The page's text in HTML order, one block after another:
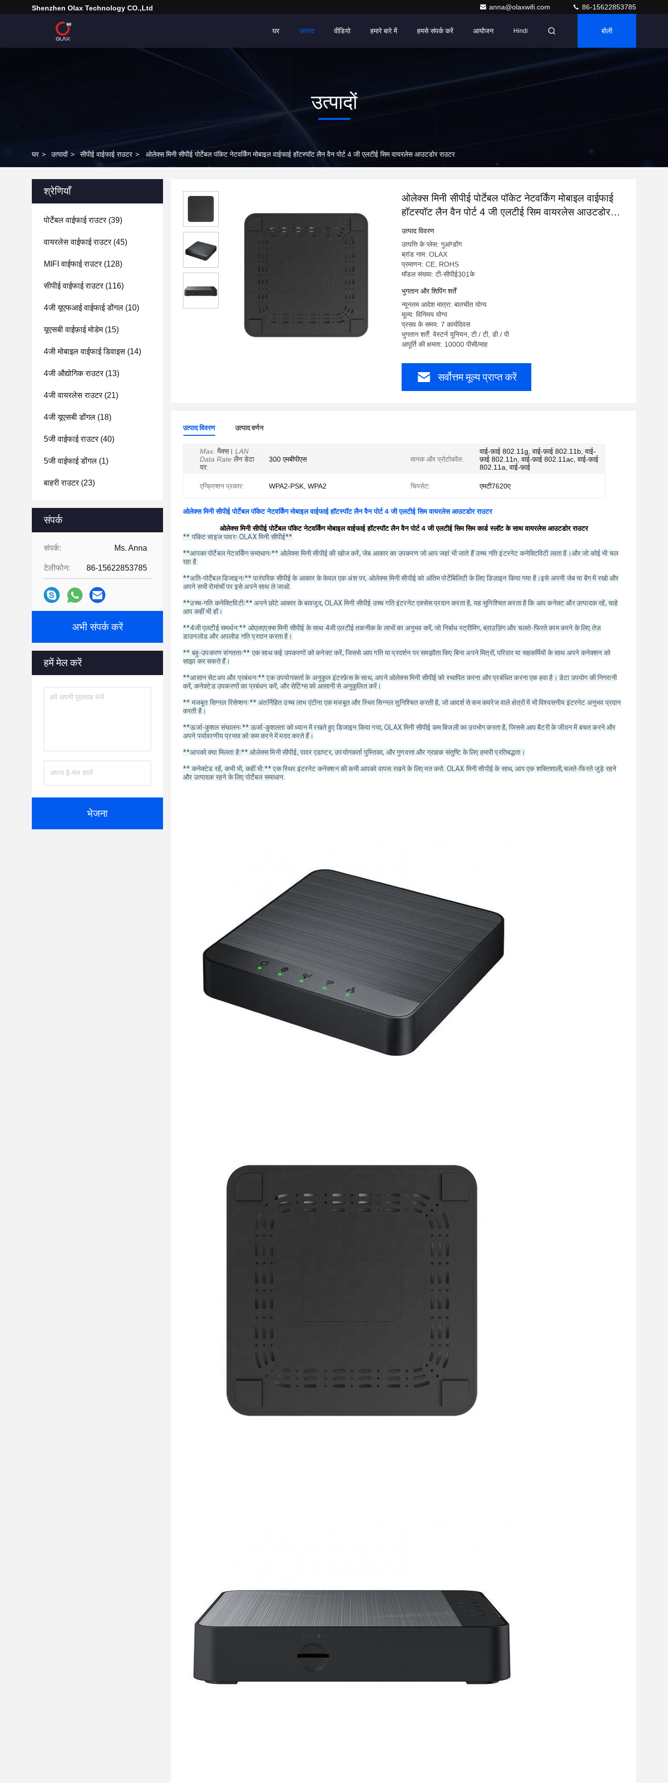
Shenzhen Olax Technology CO.,Ltd anna@olaxwifi.com 86-15622853785
घर उत्पाद वीडियो हमारे बारे में हमसे संपर्क करें आयोजन Hindi बोली
उत्पादों
घर > उत्पादों > सीपीई वाईफाई राउटर > ओलेक्स मिनी सीपीई पोर्टेबल पॉकेट नेटवर्किंग मोबाइल वाईफाई हॉटस्पॉट लैन वैन पोर्ट 4 जी एलटीई सिम वायरलेस आउटडोर राउटर
श्रेणियाँ
पोर्टेबल वाईफाई राउटर(39)
वायरलेस वाईफाई राउटर(45)
MIFI वाईफाई राउटर(128)
सीपीई वाईफाई राउटर(116)
4जी यूएफआई वाईफाई डोंगल (10)
यूएसबी वाईफ़ाई मोडेम(15)
4जी मोबाइल वाईफाई डिवाइस (14)
4जी औद्योगिक राउटर(13)
4जी वायरलेस राउटर(21)
4जी यूएसबी डोंगल (18)
5जी वाईफाई राउटर(40)
5जी वाईफाई डोंगल (1)
बाहरी राउटर(23)
संपर्क
संपर्क: Ms. Anna
टेलीफोन: 86-15622853785
अभी संपर्क करें
हमें मेल करें
भेजना
ओलेक्स मिनी सीपीई पोर्टेबल पॉकेट नेटवर्किंग मोबाइल वाईफाई
हॉटस्पॉट लैन वैन पोर्ट 4 जी एलटीई सिम वायरलेस आउटडोर
राउटर
उत्पाद विवरण
उत्पत्ति के प्लेस: गुआंग्डोंग
ब्रांड नाम: OLAX
प्रमाणन: CE, ROHS
मॉडल संख्या: टी-सीपीई301के
भुगतान और शिपिंग शर्तें
न्यूनतम आदेश मात्रा: बातचीत योग्य
मूल्य: विनिमय योग्य
प्रसव के समय: 7 कार्यदिवस
भुगतान शर्तें: वेस्टर्न यूनियन, टी / टी, डी / पी
आपूर्ति की क्षमता: 10000 पीसी/माह
सर्वोत्तम मूल्य प्राप्त करें
उत्पाद विवरण उत्पाद वर्णन
Max. मैक्स। LAN
Data Rate लैन डेटा
दर:
300 एमबीपीएस मानक और प्रोटोकॉल:
वाई-फ़ाई 802.11g, वाई-फ़ाई 802.11b, वाई-
फ़ाई 802.11n, वाई-फ़ाई 802.11ac, वाई-फ़ाई
802.11a, वाई-फ़ाई
एन्क्रिप्शन प्रकार: WPA2-PSK, WPA2 चिपसेट: एमटी7620ए
ओलेक्स मिनी सीपीई पोर्टेबल पॉकेट नेटवर्किंग मोबाइल वाईफाई हॉटस्पॉट लैन वैन पोर्ट 4 जी एलटीई सिम वायरलेस आउटडोर राउटर
ओलेक्स मिनी सीपीई पोर्टेबल पॉकेट नेटवर्किंग मोबाइल वाईफाई हॉटस्पॉट लैन वैन पोर्ट 4 जी एलटीई सिम सिम कार्ड स्लॉट के साथ वायरलेस आउटडोर राउटर
** पॉकेट साइज पावरः OLAX मिनी सीपीई**
**आपका पोर्टेबल नेटवर्किंग समाधानः** ओलेक्स मिनी सीपीई की खोज करें, जेब आकार का उपकरण जो आप जहां भी जाते हैं उच्च गति इंटरनेट कनेक्टिविटी लाता है।और जो कोई भी चल
रहा है.
**अति-पोर्टेबल डिजाइनः** पारंपरिक सीपीई के आकार के केवल एक अंश पर, ओलेक्स मिनी सीपीई को अंतिम पोर्टेबिलिटी के लिए डिज़ाइन किया गया है।इसे अपनी जेब या बैग में रखो और
अपने सभी रोमांचों पर इसे अपने साथ ले जाओ.
**उच्च-गति कनेक्टिविटीः** अपने छोटे आकार के बावजूद, OLAX मिनी सीपीई उच्च गति इंटरनेट एक्सेस प्रदान करता है, यह सुनिश्चित करता है कि आप कनेक्ट और उत्पादक रहें, चाहे
आप कहीं भी हों।
**4जी एलटीई समर्थन:** ओएलएएक्स मिनी सीपीई के साथ 4जी एलटीई तकनीक के लाभों का अनुभव करें, जो निर्बाध स्ट्रीमिंग, ब्राउज़िंग और चलते-फिरते काम करने के लिए तेज़
डाउनलोड और अपलोड गति प्रदान करता है।
** बहु-उपकरण संगतताः** एक साथ कई उपकरणों को कनेक्ट करें, जिससे आप गति या प्रदर्शन पर समझौता किए बिना अपने मित्रों, परिवार या सहकर्मियों के साथ अपने कनेक्शन को
साझा कर सकते हैं।
**आसान सेटअप और प्रबंधनः** एक उपयोगकर्ता के अनुकूल इंटरफ़ेस के साथ, अपने ओलेक्स मिनी सीपीई को स्थापित करना और प्रबंधित करना एक हवा है। डेटा उपयोग की निगरानी
करें, कनेक्टेड उपकरणों का प्रबंधन करें, और सेटिंग्स को आसानी से अनुकूलित करें।
** मजबूत सिग्नल रिसेप्शनः** अंतर्निहित उच्च लाभ एंटीना एक मजबूत और स्थिर सिग्नल सुनिश्चित करती है, जो आदर्श से कम कवरेज वाले क्षेत्रों में भी विश्वसनीय इंटरनेट अनुभव प्रदान
करती है।
**ऊर्जा-कुशल संचालनः** ऊर्जा-कुशलता को ध्यान में रखते हुए डिजाइन किया गया, OLAX मिनी सीपीई कम बिजली का उपभोग करता है, जिससे आप बैटरी के जीवन में बचत करने और
अपने पर्यावरणीय प्रभाव को कम करने में मदद करते हैं।
**आपको क्या मिलता हैः** ओलेक्स मिनी सीपीई, पावर एडाप्टर, उपयोगकर्ता पुस्तिका, और गुणवत्ता और ग्राहक संतुष्टि के लिए हमारी प्रतिबद्धता।
** कनेक्टेड रहें, कभी भी, कहीं भी:** एक स्थिर इंटरनेट कनेक्शन की कमी आपको वापस रखने के लिए मत करो. OLAX मिनी सीपीई के साथ, आप एक शक्तिशाली,चलते-फिरते जुड़े रहने
और उत्पादक रहने के लिए पोर्टेबल समाधान.